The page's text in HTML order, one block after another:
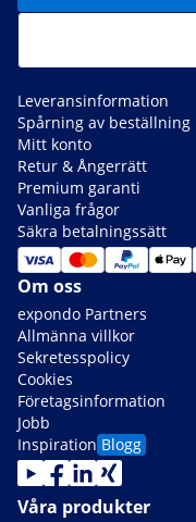
Leveransinformation
Spårning av beställning
Mitt konto
Retur & Ångerrätt
Premium garanti
Vanliga frågor
Säkra betalningssätt
Om oss
expondo Partners
Allmänna villkor
Sekretesspolicy
Cookies
Företagsinformation
Jobb
Inspiration Blogg
Våra produkter